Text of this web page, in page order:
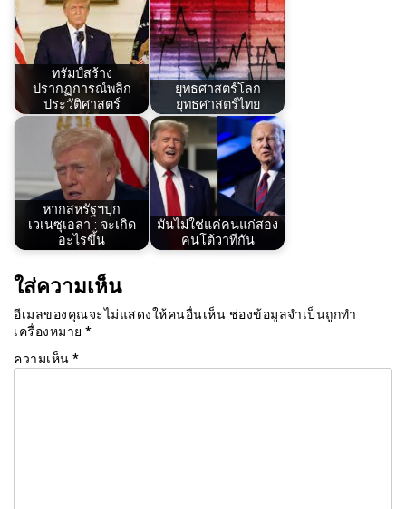
ทรัมป์สร้าง
ปรากฏการณ์พลิก
ประวัติศาสตร์
ยุทธศาสตร์โลก
ยุทธศาสตร์ไทย
หากสหรัฐฯบุก
เวเนซุเอลา : จะเกิด
อะไรขึ้น
มันไม่ใช่แค่คนแก่สอง
คนโต้วาทีกัน
ใส่ความเห็น
อีเมลของคุณจะไม่แสดงให้คนอื่นเห็น ช่องข้อมูลจำเป็นถูกทำ
เครื่องหมาย *
ความเห็น *